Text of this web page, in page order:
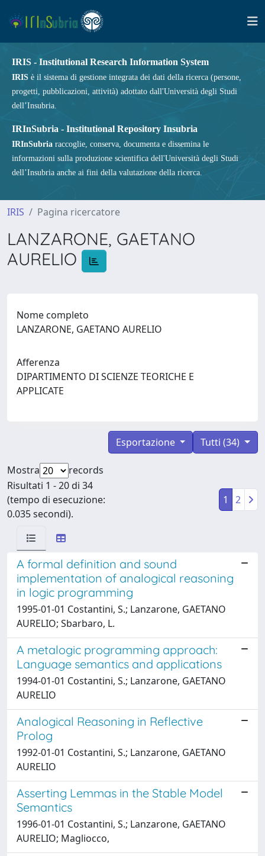
IRIS - Institutional Research Information System
IRIS è il sistema di gestione integrata dei dati della ricerca (persone,
progetti, pubblicazioni, attività) adottato dall'Università degli Studi
dell’Insubria.
IRInSubria - Institutional Repository Insubria
IRInSubria raccoglie, conserva, documenta e dissemina le
informazioni sulla produzione scientifica dell'Università degli Studi
dell’Insubria anche ai fini della valutazione della ricerca.
IRIS Pagina ricercatore
LANZARONE, GAETANO
AURELIO
Nome completo
LANZARONE, GAETANO AURELIO
Afferenza
DIPARTIMENTO DI SCIENZE TEORICHE E
APPLICATE
Tutti (34)
Esportazione
Mostra
records
Risultati 1 - 20 di 34
(tempo di esecuzione:
0.035 secondi).
1 2
A formal definition and sound
implementation of analogical reasoning
in logic programming
1995-01-01 Costantini, S.; Lanzarone, GAETANO
AURELIO; Sbarbaro, L.
A metalogic programming approach:
Language semantics and applications
1994-01-01 Costantini, S.; Lanzarone, GAETANO
AURELIO
Analogical Reasoning in Reflective
Prolog
1992-01-01 Costantini, S.; Lanzarone, GAETANO
AURELIO
Asserting Lemmas in the Stable Model
Semantics
1996-01-01 Costantini, S.; Lanzarone, GAETANO
AURELIO; Magliocco,